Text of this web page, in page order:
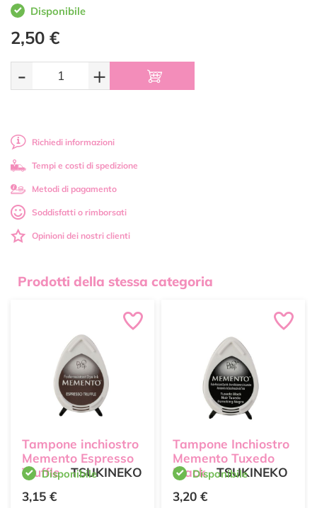
Disponibile
2,50 €
- +
Richiedi informazioni
Tempi e costi di spedizione
Metodi di pagamento
Soddisfatti o rimborsati
Opinioni dei nostri clienti
Prodotti della stessa categoria
Tampone inchiostro
Memento Espresso
Truffle TSUKINEKO
Disponibile
3,15 €
Tampone Inchiostro
Memento Tuxedo
Black TSUKINEKO
Disponibile
3,20 €